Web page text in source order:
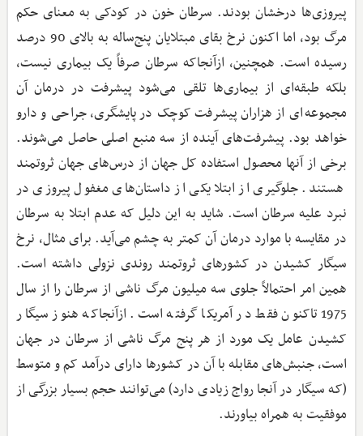
پیروزی‌ها درخشان بودند. سرطان خون در کودکی به معنای حکم
مرگ بود، اما اکنون نرخ بقای مبتلایان پنج‌ساله به بالای 90 درصد
رسیده است. همچنین، ازآنجاکه سرطان صرفاً یک بیماری نیست،
بلکه طبقه‌ای از بیماری‌ها تلقی می‌شود پیشرفت در درمان آن
مجموعه‌ای از هزاران پیشرفت کوچک در پایشگری، جراحی و دارو
خواهد بود. پیشرفت‌های آینده از سه منبع اصلی حاصل می‌شوند.
برخی از آنها محصول استفاده کل جهان از درس‌های جهان ثروتمند
هستند. جلوگیری از ابتلا یکی از داستان‌های مغفول پیروزی در
نبرد علیه سرطان است. شاید به این دلیل که عدم ابتلا به سرطان
در مقایسه با موارد درمان آن کمتر به چشم می‌آید. برای مثال، نرخ
سیگار کشیدن در کشورهای ثروتمند روندی نزولی داشته است.
همین امر احتمالاً جلوی سه میلیون مرگ ناشی از سرطان را از سال
1975 تاکنون فقط در آمریکا گرفته است. ازآنجاکه هنوز سیگار
کشیدن عامل یک مورد از هر پنج مرگ ناشی از سرطان در جهان
است، جنبش‌های مقابله با آن در کشورها دارای درآمد کم و متوسط
(که سیگار در آنجا رواج زیادی دارد) می‌توانند حجم بسیار بزرگی از
موفقیت به همراه بیاورند.